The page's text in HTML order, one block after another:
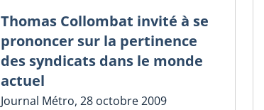
Thomas Collombat invité à se
prononcer sur la pertinence
des syndicats dans le monde
actuel
Journal Métro, 28 octobre 2009